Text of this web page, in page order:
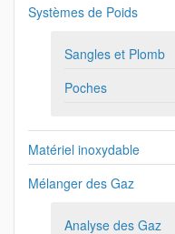
Systèmes de Poids
Sangles et Plomb
Poches
Matériel inoxydable
Mélanger des Gaz
Analyse des Gaz